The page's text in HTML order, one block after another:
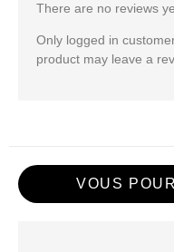
There are no reviews
Only logged in
product may leave a
VOUS